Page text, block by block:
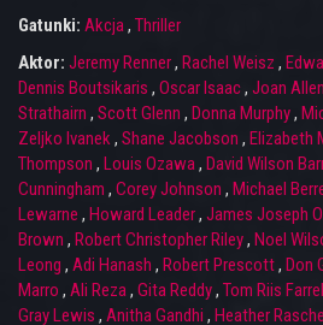
Gatunki: Akcja, Thriller
Aktor: Jeremy Renner, Rachel Weisz ,
Dennis Boutsikaris , Oscar Isaac, Joan Allen
Strathairn , Scott Glenn , Donna Murphy,
Zeljko Ivanek, Shane Jacobson , Elizabeth
Thompson , Louis Ozawa, David Wilson
Cunningham , Corey Johnson , Michael
Lewarne , Howard Leader, James Joseph
Brown , Robert Christopher Riley, Noel
Leong , Adi Hanash , Robert Prescott, Don
Marro , Ali Reza, Gita Reddy, Tom Riis
Gray Lewis , Anitha Gandhi , Heather Rasche